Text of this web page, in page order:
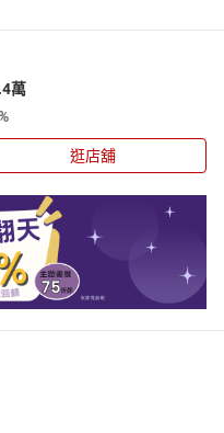
萬
逛店舖